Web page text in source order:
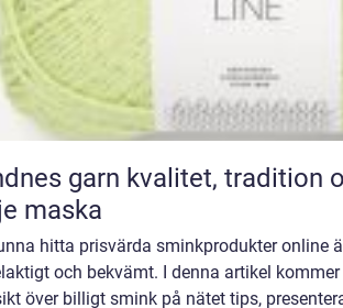
kvalitet, tradition och inspiration i
maska
hitta prisvärda sminkprodukter online
och bekvämt. I denna artikel
över billigt smink på nätet tips,